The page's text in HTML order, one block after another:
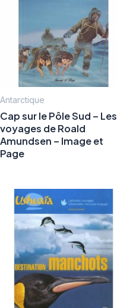
Antarctique
Cap sur le Pôle Sud – Les
voyages de Roald
Amundsen – Image et
Page